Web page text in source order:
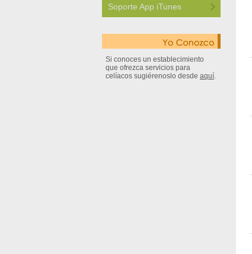
Soporte App iTunes
Si conoces un establecimiento
que ofrezca servicios para
celíacos sugiérenoslo desde aquí.